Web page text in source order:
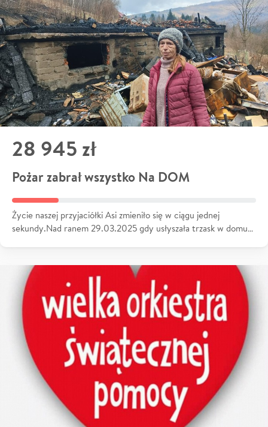
28 945 zł
Pożar zabrał wszystko Na DOM
Życie naszej przyjaciółki Asi zmieniło się w ciągu jednej
sekundy.Nad ranem 29.03.2025 gdy usłyszała trzask w domu…